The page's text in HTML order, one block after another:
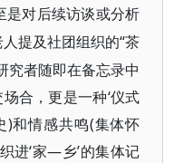
是对后续访谈或分析
提及社团组织的“茶
究者随即在备忘录中
合，更是一种‘仪式
)和情感共鸣(集体怀
进‘家—乡’的集体记